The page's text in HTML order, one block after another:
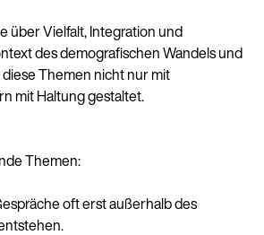
über Vielfalt, Integration und
des demografischen Wandels und
Themen nicht nur mit
mit Haltung gestaltet.
Themen:
oft erst außerhalb des